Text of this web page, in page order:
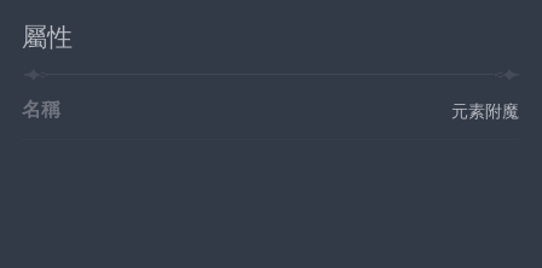
屬性
名稱 元素附魔